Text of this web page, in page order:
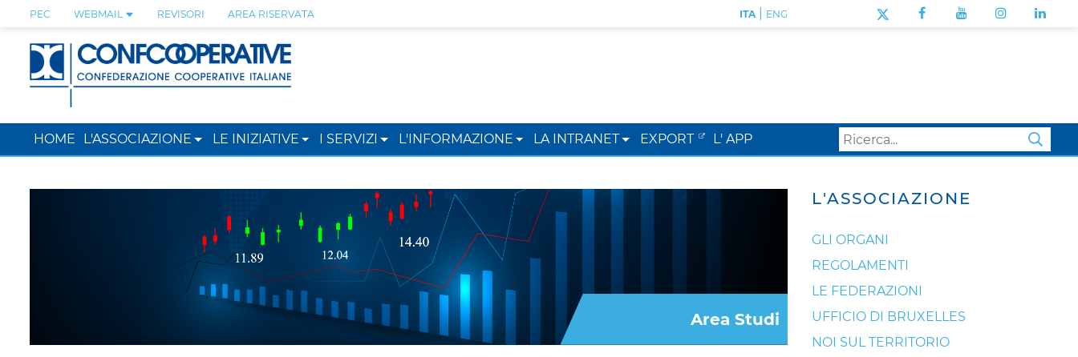
PEC WEBMAIL REVISORI AREA RISERVATA ITA| ENG
HOME L'ASSOCIAZIONE LE INIZIATIVE I SERVIZI L'INFORMAZIONE LA INTRANET EXPORT L' APP
Area Studi
L'ASSOCIAZIONE
GLI ORGANI
REGOLAMENTI
LE FEDERAZIONI
UFFICIO DI BRUXELLES
NOI SUL TERRITORIO